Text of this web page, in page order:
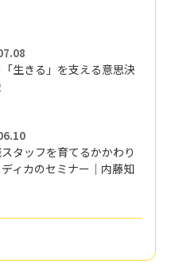
生きる」を支える意思決
タッフを育てるかかわり
ィカのセミナー｜内藤知